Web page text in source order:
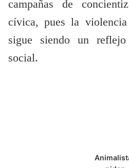
campañas de
cívica, pues la
sigue siendo un
social.